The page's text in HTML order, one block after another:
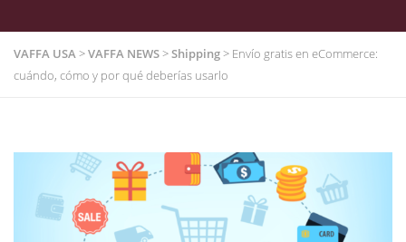
VAFFA USA>VAFFA NEWS>Shipping> Envío gratis en eCommerce:
cuándo, cómo y por qué deberías usarlo